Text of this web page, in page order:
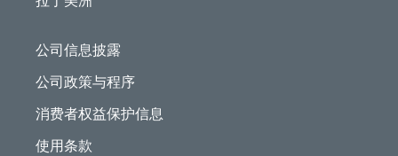
公司信息披露
公司政策与程序
消费者权益保护信息
使用条款